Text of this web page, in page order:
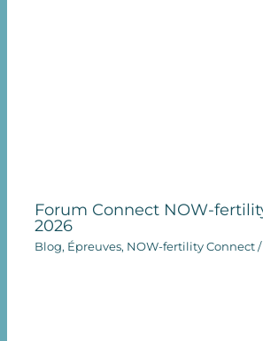
Forum Connect NOW-
2026
Blog, Épreuves, NOW-fertility Connect